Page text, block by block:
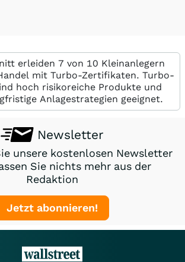
erleiden 7 von 10 Kleinanlegern
mit Turbo-Zertifikaten. Turbo-
hoch risikoreiche Produkte und
Anlagestrategien geeignet.
Newsletter
unsere kostenlosen Newsletter
Sie nichts mehr aus der
Redaktion
Jetzt abonnieren!